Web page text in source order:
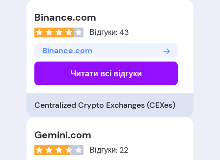
Binance.com
Відгуки: 43
Binance.com
Читати всі відгуки
Centralized Crypto Exchanges (CEXes)
Gemini.com
Відгуки: 22